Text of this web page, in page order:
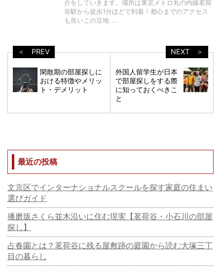
介をしていきます。場所は東京メトロ丸の内線茗荷
谷駅から徒歩1分ほどで到着！都心までのアクセス
も良いこの立地 ...
＜ PREV
閑散期の部屋探しに
おける特徴やメリッ
ト・デメリット
NEXT ＞
外国人留学生が日本
で部屋探しをする際
に知っておくべきこ
と
最近の投稿
文京区でインターナショナルスクールを探す家庭の住まい
選びガイド
播磨坂さくら並木沿いに住む現実【茗荷谷・小石川の部屋
探し】
占春園とは？茗荷谷に残る屋敷跡の庭園から読む大塚三丁
目の暮らし